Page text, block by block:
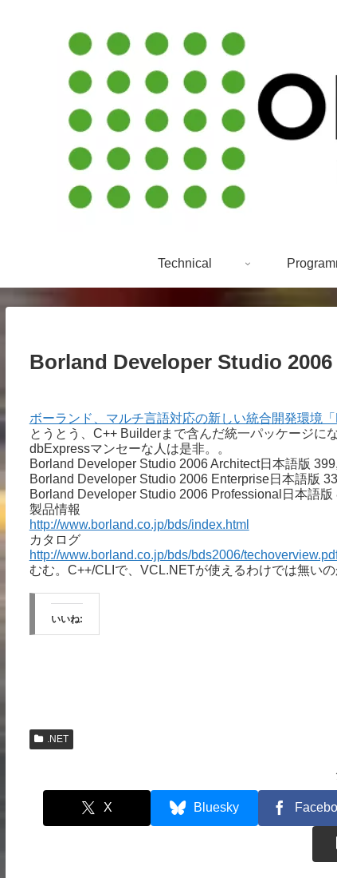
Technical
Borland Developer Studio 2006
ボーランド、マルチ言語対応の新しい統合開発環境
とうとう、C++ Builderまで含んだ統一パッケージに
dbExpressマンセーな人は是非。。
Borland Developer Studio 2006 Architect日本語版
Borland Developer Studio 2006 Enterprise日本語版
Borland Developer Studio 2006 Professional日本語版
製品情報
http://www.borland.co.jp/bds/index.html
カタログ
http://www.borland.co.jp/bds/bds2006/
むむ。C++/CLIで、VCL.NETが使えるわけでは無いの
いいね:
.NET
X Bluesky